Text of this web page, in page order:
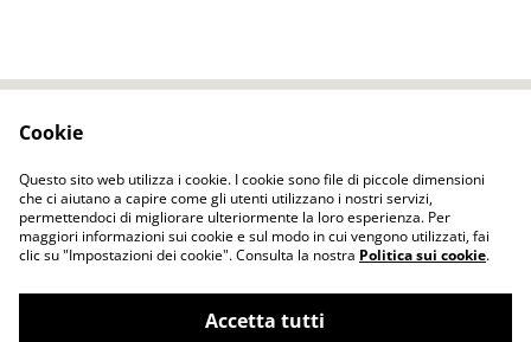
Privacy Policy
Cookie Policy
ELENA FELT Fatto a mano Vestiti senza
Cookie
Questo sito web utilizza i cookie. I cookie sono file di piccole dimensioni
che ci aiutano a capire come gli utenti utilizzano i nostri servizi,
permettendoci di migliorare ulteriormente la loro esperienza. Per
maggiori informazioni sui cookie e sul modo in cui vengono utilizzati, fai
clic su "Impostazioni dei cookie". Consulta la nostra Politica sui cookie.
Accetta tutti